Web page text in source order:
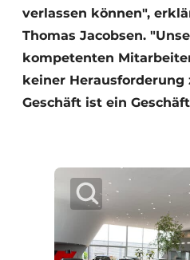
verlassen können",
Thomas Jacobsen.
kompetenten
keiner Herausforderung
Geschäft ist ein